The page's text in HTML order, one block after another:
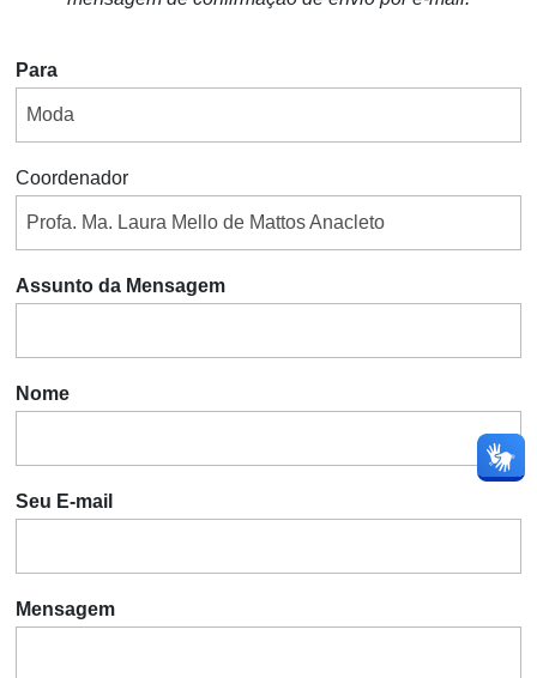
Para
Coordenador
Assunto da Mensagem
Nome
Seu E-mail
Mensagem